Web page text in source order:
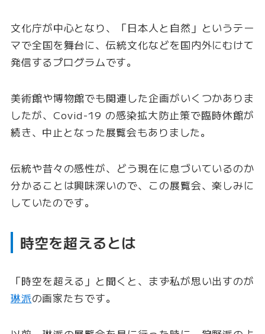
文化庁が中心となり、「日本人と自然」というテー
マで全国を舞台に、伝統文化などを国内外にむけて
発信するプログラムです。
美術館や博物館でも関連した企画がいくつかありま
したが、Covid-19 の感染拡大防止策で臨時休館が
続き、中止となった展覧会もありました。
伝統や昔々の感性が、どう現在に息づいているのか
分かることは興味深いので、この展覧会、楽しみに
していたのです。
時空を超えるとは
「時空を超える」と聞くと、まず私が思い出すのが
琳派の画家たちです。